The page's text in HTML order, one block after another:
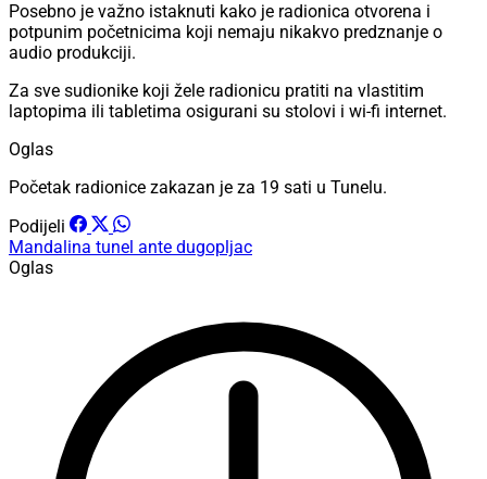
Posebno je važno istaknuti kako je radionica otvorena i
potpunim početnicima koji nemaju nikakvo predznanje o
audio produkciji.
Za sve sudionike koji žele radionicu pratiti na vlastitim
laptopima ili tabletima osigurani su stolovi i wi-fi internet.
Oglas
Početak radionice zakazan je za 19 sati u Tunelu.
Podijeli
Mandalina tunel ante dugopljac
Oglas